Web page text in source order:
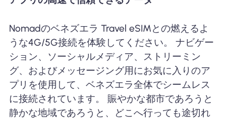
Nomadのベネズエラ Travel eSIMとの燃えるよ
うな4G/5G接続を体験してください。 ナビゲー
ション、ソーシャルメディア、ストリーミン
グ、およびメッセージング用にお気に入りのア
プリを使用して、ベネズエラ全体でシームレス
に接続されています。 賑やかな都市であろうと
静かな地域であろうと、どこへ行っても途切れ